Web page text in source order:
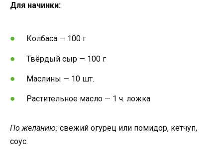
Для начинки:
Колбаса — 100 г
Твёрдый сыр — 100 г
Маслины — 10 шт.
Растительное масло — 1 ч. ложка
По желанию: свежий огурец или помидор, кетчуп,
соус.